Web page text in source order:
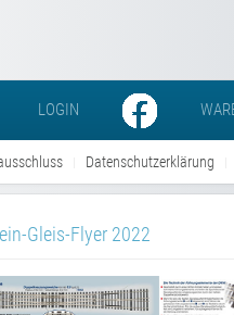
LOGIN
Datenschutzerklärung
Gleis-Flyer 2022